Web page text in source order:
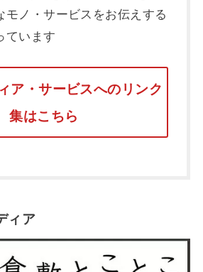
モノ・サービスをお伝えする
ています
ア・サービスへのリンク
集はこちら
ィア